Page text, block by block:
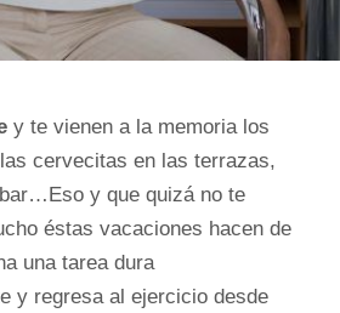
y te vienen a la memoria los
cervecitas en las terrazas,
Eso y que quizá no te
éstas vacaciones hacen de
una tarea dura
y regresa al ejercicio desde